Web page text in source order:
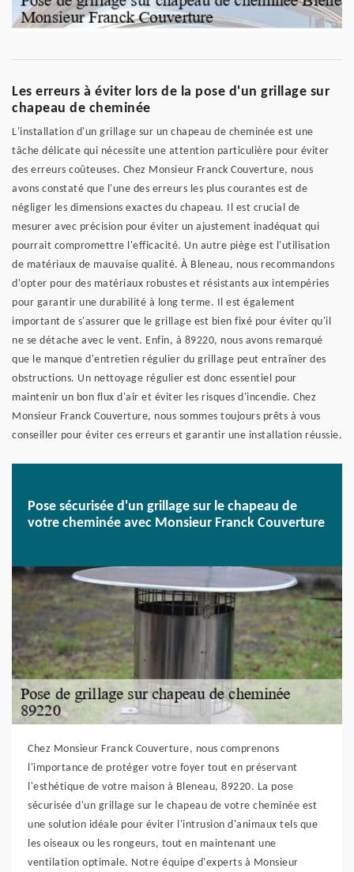
Les erreurs à éviter lors de la pose d'un grillage sur
chapeau de cheminée
L'installation d'un grillage sur un chapeau de cheminée est une
tâche délicate qui nécessite une attention particulière pour éviter
des erreurs coûteuses. Chez Monsieur Franck Couverture, nous
avons constaté que l'une des erreurs les plus courantes est de
négliger les dimensions exactes du chapeau. Il est crucial de
mesurer avec précision pour éviter un ajustement inadéquat qui
pourrait compromettre l'efficacité. Un autre piège est l'utilisation
de matériaux de mauvaise qualité. À Bleneau, nous recommandons
d'opter pour des matériaux robustes et résistants aux intempéries
pour garantir une durabilité à long terme. Il est également
important de s'assurer que le grillage est bien fixé pour éviter qu'il
ne se détache avec le vent. Enfin, à 89220, nous avons remarqué
que le manque d'entretien régulier du grillage peut entraîner des
obstructions. Un nettoyage régulier est donc essentiel pour
maintenir un bon flux d'air et éviter les risques d'incendie. Chez
Monsieur Franck Couverture, nous sommes toujours prêts à vous
conseiller pour éviter ces erreurs et garantir une installation réussie.
Pose sécurisée d'un grillage sur le chapeau de
votre cheminée avec Monsieur Franck Couverture
Chez Monsieur Franck Couverture, nous comprenons
l'importance de protéger votre foyer tout en préservant
l'esthétique de votre maison à Bleneau, 89220. La pose
sécurisée d'un grillage sur le chapeau de votre cheminée est
une solution idéale pour éviter l'intrusion d'animaux tels que
les oiseaux ou les rongeurs, tout en maintenant une
ventilation optimale. Notre équipe d'experts à Monsieur